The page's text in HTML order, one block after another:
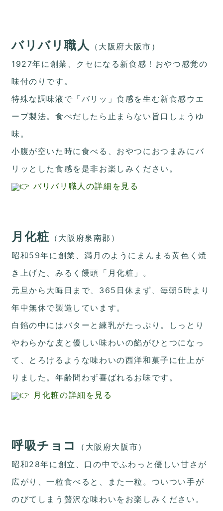
バリバリ職人
（大阪府大阪市）
1927年に創業、クセになる新食感！おやつ感覚の
味付のりです。
特殊な調味液で「バリッ」食感を生む新食感ウエ
ーブ製法。食べだしたら止まらない旨口しょうゆ
味。
小腹が空いた時に食べる、おやつにおつまみにバ
リッとした食感を是非お楽しみください。
👉 バリバリ職人の詳細を見る
月化粧 （大阪府泉南郡）
昭和59年に創業、満月のようにまんまる黄色く焼
き上げた、みるく饅頭「月化粧」。
元旦から大晦日まで、365日休まず、毎朝5時より
年中無休で製造しています。
白餡の中にはバターと練乳がたっぷり。しっとり
やわらかな皮と優しい味わいの餡がひとつになっ
て、とろけるような味わいの西洋和菓子に仕上が
りました。年齢問わず喜ばれるお味です。
👉 月化粧の詳細を見る
呼吸チョコ
（大阪府大阪市）
昭和28年に創立、口の中でふわっと優しい甘さが
広がり、一粒食べると、また一粒。ついつい手が
のびてしまう贅沢な味わいをお楽しみください。